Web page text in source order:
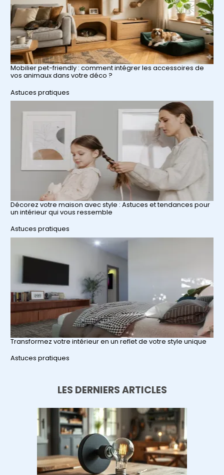
Mobilier pet-friendly : comment intégrer les accessoires de
vos animaux dans votre déco ?
Par rapport à
Astuces pratiques
Décorez votre maison avec style : Astuces et tendances pour
un intérieur qui vous ressemble
Par rapport à
Astuces pratiques
Transformez votre intérieur en un reflet de votre style unique
Par rapport à
Astuces pratiques
LES DERNIERS ARTICLES